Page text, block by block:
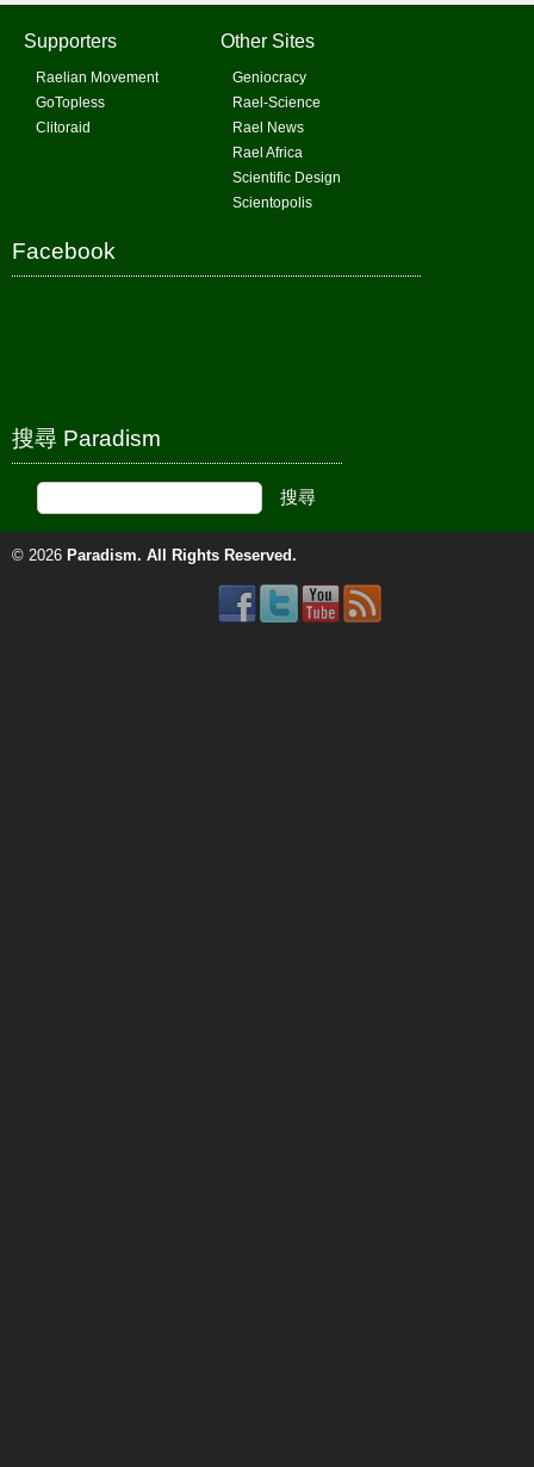
Supporters
Raelian Movement
GoTopless
Clitoraid
Other Sites
Geniocracy
Rael-Science
Rael News
Rael Africa
Scientific Design
Scientopolis
Facebook
搜尋 Paradism
© 2026 Paradism. All Rights Reserved.